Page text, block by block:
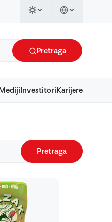
Pretraga
Mediji Investitori Karijere
Pretraga